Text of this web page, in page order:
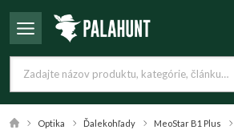
Optika Ďalekohľady MeoStar B1 Plus